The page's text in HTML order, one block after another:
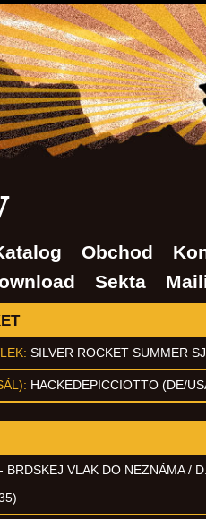
Obchod
Sekta
: SILVER ROCKET SUMMER
: HACKEDEPICCIOTTO (DE/
BRDSKEJ VLAK DO NEZNÁMA /